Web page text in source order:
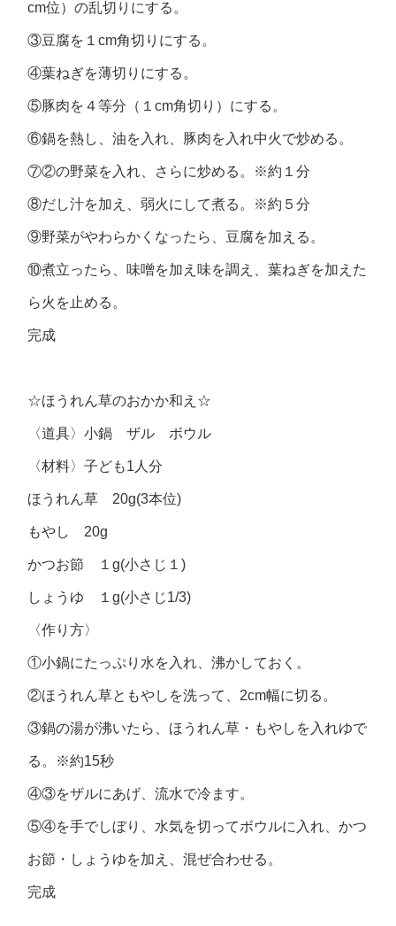
cm位）の乱切りにする。
③豆腐を１cm角切りにする。
④葉ねぎを薄切りにする。
⑤豚肉を４等分（１cm角切り）にする。
⑥鍋を熱し、油を入れ、豚肉を入れ中火で炒める。
⑦②の野菜を入れ、さらに炒める。※約１分
⑧だし汁を加え、弱火にして煮る。※約５分
⑨野菜がやわらかくなったら、豆腐を加える。
⑩煮立ったら、味噌を加え味を調え、葉ねぎを加えた
ら火を止める。
完成
☆ほうれん草のおかか和え☆
〈道具〉小鍋 ザル ボウル
〈材料〉子ども1人分
ほうれん草 20g(3本位)
もやし 20g
かつお節 １g(小さじ１)
しょうゆ １g(小さじ1/3)
〈作り方〉
①小鍋にたっぷり水を入れ、沸かしておく。
②ほうれん草ともやしを洗って、2cm幅に切る。
③鍋の湯が沸いたら、ほうれん草・もやしを入れゆで
る。※約15秒
④③をザルにあげ、流水で冷ます。
⑤④を手でしぼり、水気を切ってボウルに入れ、かつ
お節・しょうゆを加え、混ぜ合わせる。
完成